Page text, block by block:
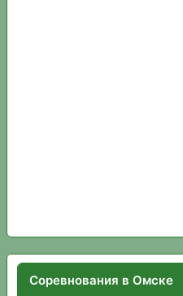
Соревнования в Омске